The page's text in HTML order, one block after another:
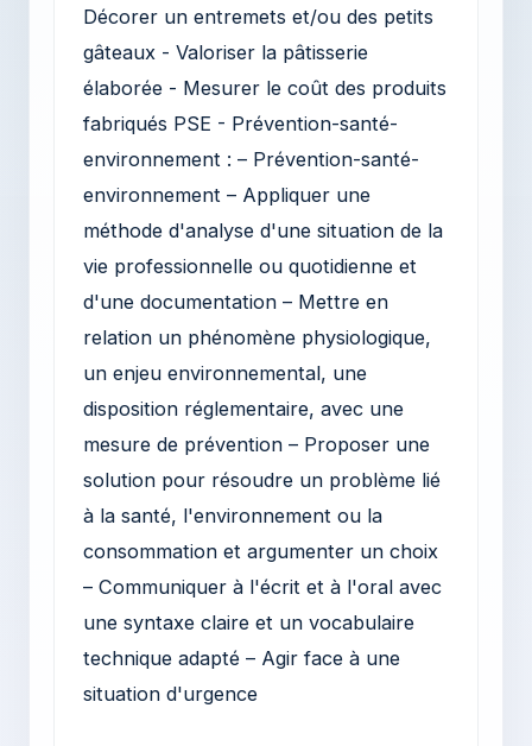
Décorer un entremets et/ou des petits
gâteaux - Valoriser la pâtisserie
élaborée - Mesurer le coût des produits
fabriqués PSE - Prévention-santé-
environnement : – Prévention-santé-
environnement – Appliquer une
méthode d'analyse d'une situation de la
vie professionnelle ou quotidienne et
d'une documentation – Mettre en
relation un phénomène physiologique,
un enjeu environnemental, une
disposition réglementaire, avec une
mesure de prévention – Proposer une
solution pour résoudre un problème lié
à la santé, l'environnement ou la
consommation et argumenter un choix
– Communiquer à l'écrit et à l'oral avec
une syntaxe claire et un vocabulaire
technique adapté – Agir face à une
situation d'urgence